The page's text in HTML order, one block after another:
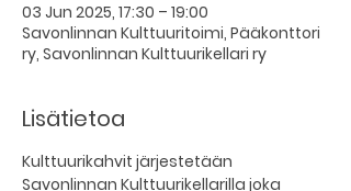
03 Jun 2025, 17:30 – 19:00
Savonlinnan Kulttuuritoimi, Pääkonttori
ry, Savonlinnan Kulttuurikellari ry
Lisätietoa
Kulttuurikahvit järjestetään
Savonlinnan Kulttuurikellarilla joka